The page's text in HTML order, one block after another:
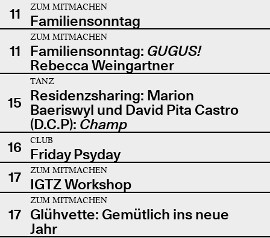
11
ZUM MITMACHEN
Familiensonntag
11
ZUM MITMACHEN
Familiensonntag: GUGUS!
Rebecca Weingartner
15
TANZ
Residenzsharing: Marion
Baeriswyl und David Pita Castro
(D.C.P): Champ
16
CLUB
Friday Psyday
17
ZUM MITMACHEN
IGTZ Workshop
17
ZUM MITMACHEN
Glühvette: Gemütlich ins neue
Jahr